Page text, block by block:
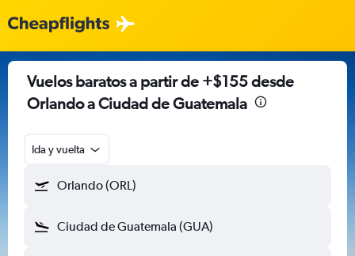
Vuelos baratos a partir de +$155 desde
Orlando a Ciudad de Guatemala
Ida y vuelta
Orlando (ORL)
Ciudad de Guatemala (GUA)